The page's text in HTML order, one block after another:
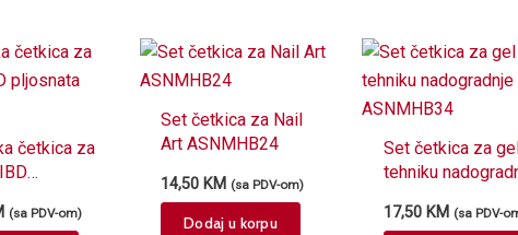
četkica za
(sa PDV-om)
Set četkica za Nail
Art ASNMHB24
14,50 KM (sa PDV-om)
Dodaj u korpu
Set četkica za gel
tehniku
17,50 KM (sa PDV-